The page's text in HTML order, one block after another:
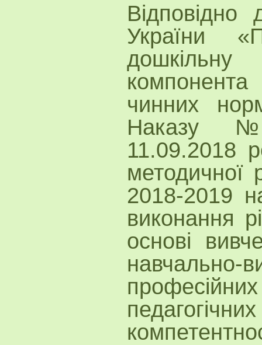
Відповідно
України
дошкільну
компонента
чинних
Наказу
11.09.2018
2018-2019
виконання
основі